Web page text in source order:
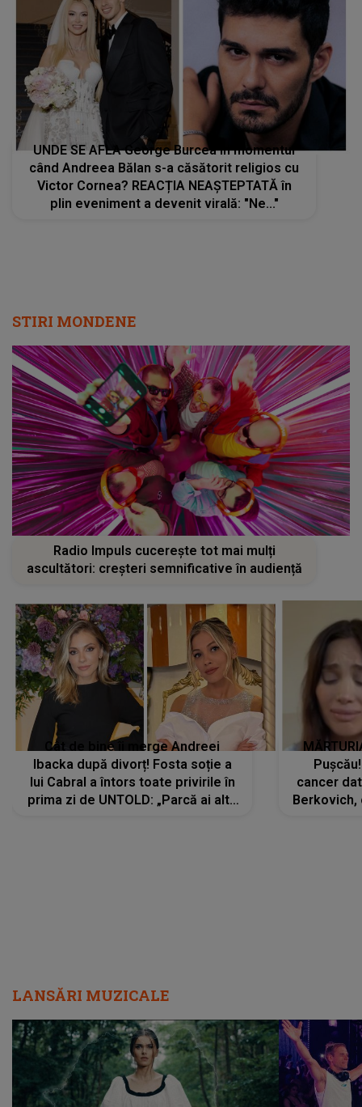
UNDE SE AFLA George Burcea în momentul
când Andreea Bălan s-a căsătorit religios cu
Victor Cornea? REACȚIA NEAȘTEPTATĂ în
plin eveniment a devenit virală: "Ne..."
STIRI MONDENE
Radio Impuls cucerește tot mai mulți
ascultători: creșteri semnificative în audiență
Cât de bine îi merge Andreei
Ibacka după divorț! Fosta soție a
lui Cabral a întors toate privirile în
prima zi de UNTOLD: „Parcă ai altă
cancer
LANSĂRI MUZICALE